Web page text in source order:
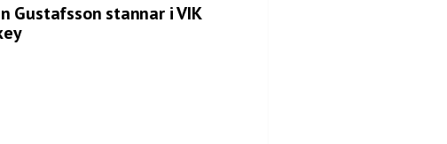
Gustafsson stannar i VIK